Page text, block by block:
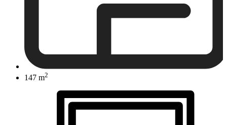
147 m2